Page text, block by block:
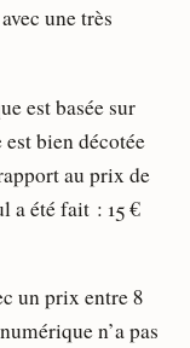
une très
est basée sur
bien décotée
au prix de
a été fait : 15 €
un prix entre 8
n’a pas